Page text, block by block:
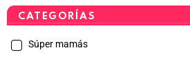
CATEGORÍAS
Súper mamás